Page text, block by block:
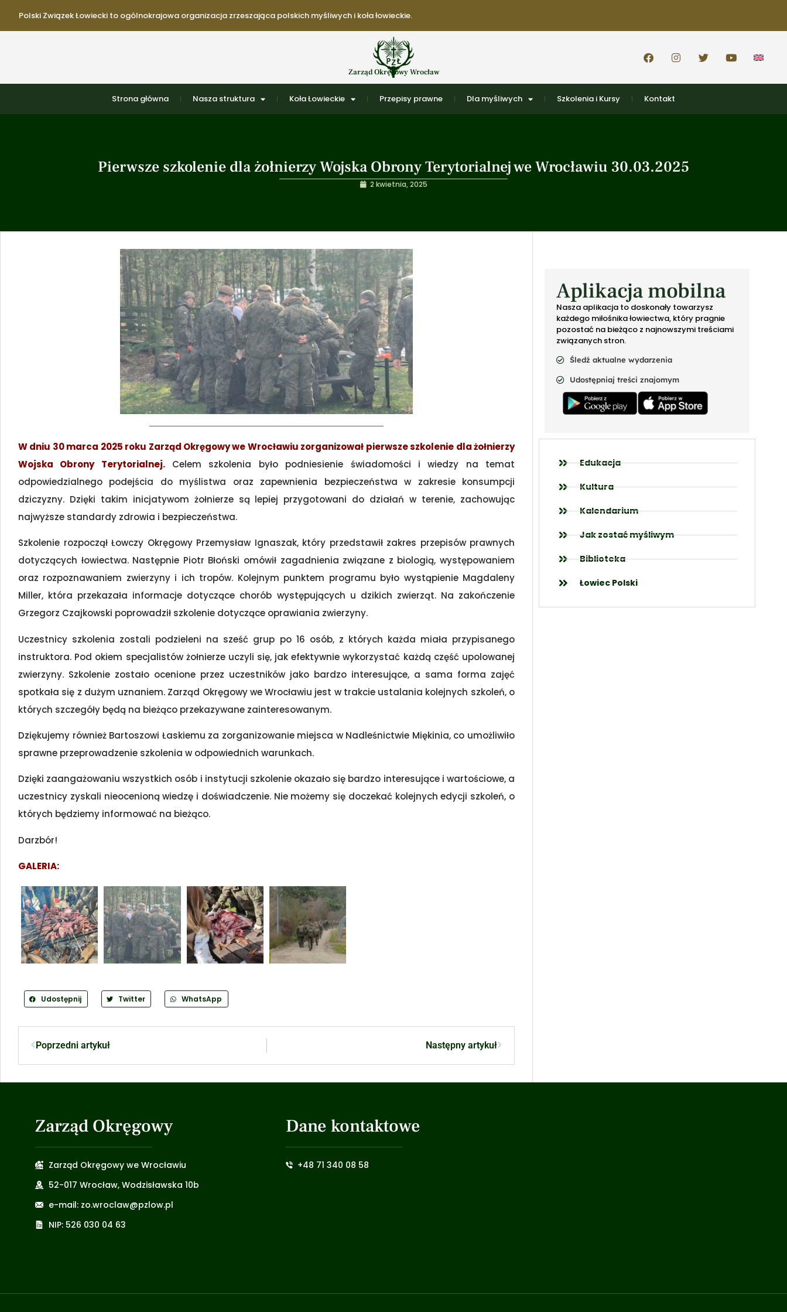
Polski Związek Łowiecki to ogólnokrajowa organizacja zrzeszająca polskich myśliwych i koła łowieckie.
Zarząd Okręgowy Wrocław
Strona główna Nasza struktura Koła Łowieckie Przepisy prawne Dla myśliwych Szkolenia i Kursy Kontakt
Pierwsze szkolenie dla żołnierzy Wojska Obrony Terytorialnej we Wrocławiu 30.03.2025
2 kwietnia, 2025
W dniu 30 marca 2025 roku Zarząd Okręgowy we Wrocławiu zorganizował pierwsze szkolenie dla żołnierzy
Wojska Obrony Terytorialnej.
Celem szkolenia było podniesienie świadomości i wiedzy na temat
odpowiedzialnego podejścia do myślistwa oraz zapewnienia bezpieczeństwa w zakresie konsumpcji
dziczyzny. Dzięki takim inicjatywom żołnierze są lepiej przygotowani do działań w terenie, zachowując
najwyższe standardy zdrowia i bezpieczeństwa.
Szkolenie rozpoczął Łowczy Okręgowy Przemysław Ignaszak, który przedstawił zakres przepisów prawnych
dotyczących łowiectwa. Następnie Piotr Błoński omówił zagadnienia związane z biologią, występowaniem
oraz rozpoznawaniem zwierzyny i ich tropów. Kolejnym punktem programu było wystąpienie Magdaleny
Miller, która przekazała informacje dotyczące chorób występujących u dzikich zwierząt. Na zakończenie
Grzegorz Czajkowski poprowadził szkolenie dotyczące oprawiania zwierzyny.
Uczestnicy szkolenia zostali podzieleni na sześć grup po 16 osób, z których każda miała przypisanego
instruktora. Pod okiem specjalistów żołnierze uczyli się, jak efektywnie wykorzystać każdą część upolowanej
zwierzyny. Szkolenie zostało ocenione przez uczestników jako bardzo interesujące, a sama forma zajęć
spotkała się z dużym uznaniem. Zarząd Okręgowy we Wrocławiu jest w trakcie ustalania kolejnych szkoleń, o
których szczegóły będą na bieżąco przekazywane zainteresowanym.
Dziękujemy również Bartoszowi Łaskiemu za zorganizowanie miejsca w Nadleśnictwie Miękinia, co umożliwiło
sprawne przeprowadzenie szkolenia w odpowiednich warunkach.
Dzięki zaangażowaniu wszystkich osób i instytucji szkolenie okazało się bardzo interesujące i wartościowe, a
uczestnicy zyskali nieocenioną wiedzę i doświadczenie. Nie możemy się doczekać kolejnych edycji szkoleń, o
których będziemy informować na bieżąco.
Darzbór!
GALERIA:
Udostępnij Twitter WhatsApp
Poprzedni artykuł Następny artykuł
Aplikacja mobilna
Nasza aplikacja to doskonały towarzysz
każdego miłośnika łowiectwa, który pragnie
pozostać na bieżąco z najnowszymi treściami
związanych stron.
Śledź aktualne wydarzenia
Udostępniaj treści znajomym
Edukacja
Kultura
Kalendarium
Jak zostać myśliwym
Biblioteka
Łowiec Polski
Zarząd Okręgowy
Zarząd Okręgowy we Wrocławiu
52-017 Wrocław, Wodzisławska 10b
e-mail: zo.wroclaw@pzlow.pl
NIP: 526 030 04 63
Dane kontaktowe
+48 71 340 08 58